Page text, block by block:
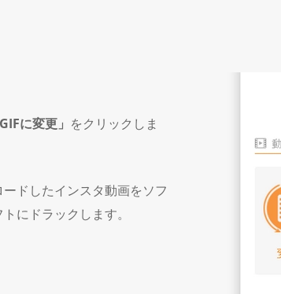
に変更」 をクリックしま
ドしたインスタ動画をソフ
にドラックします。